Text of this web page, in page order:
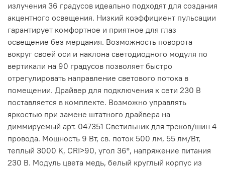
излучения 36 градусов идеально подходят для создания
акцентного освещения. Низкий коэффициент пульсации
гарантирует комфортное и приятное для глаз
освещение без мерцания. Возможность поворота
вокруг своей оси и наклона светодиодного модуля по
вертикали на 90 градусов позволяет быстро
отрегулировать направление светового потока в
помещении. Драйвер для подключения к сети 230 В
поставляется в комплекте. Возможно управлять
яркостью при замене штатного драйвера на
диммируемый арт. 047351 Светильник для треков/шин 4
провода. Мощность 9 Вт, св. поток 500 лм, 55 лм/Вт,
теплый 3000 K, CRI>90, угол 36°, напряжение питания
230 В. Модуль цвета медь, белый круглый корпус из